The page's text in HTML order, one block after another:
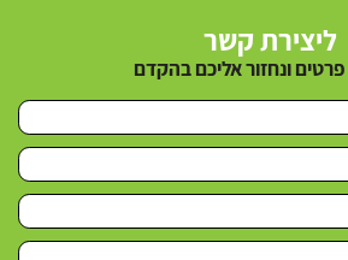
ליצירת קשר
ונחזור אליכם בהקדם